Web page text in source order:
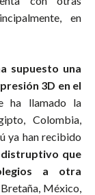
en
supuesto una
3D en el
ha llamado la
Colombia,
ya han recibido
que
a otra
México,